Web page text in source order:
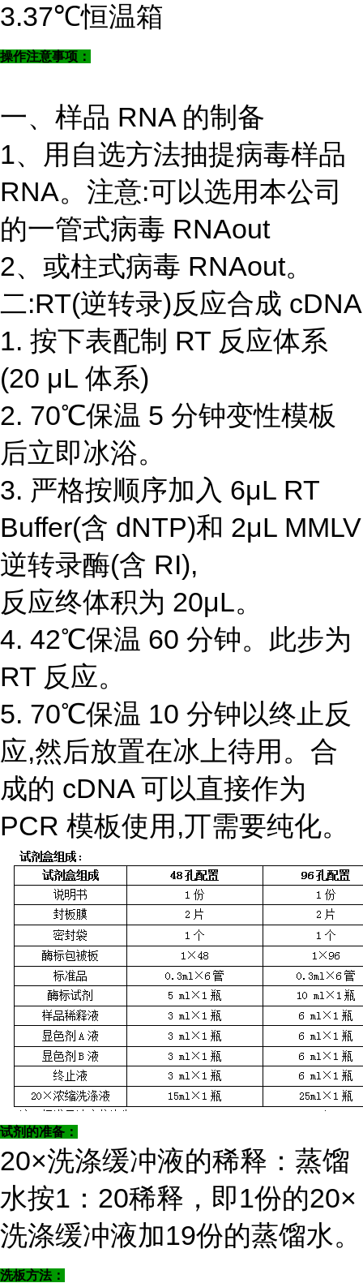
3.37℃恒温箱
操作注意事项：
一、样品 RNA 的制备
1、用自选方法抽提病毒样品
RNA。注意:可以选用本公司
的一管式病毒 RNAout
2、或柱式病毒 RNAout。
二:RT(逆转录)反应合成 cDNA
1. 按下表配制 RT 反应体系
(20 μL 体系)
2. 70℃保温 5 分钟变性模板
后立即冰浴。
3. 严格按顺序加入 6μL RT
Buffer(含 dNTP)和 2μL MMLV
逆转录酶(含 RI),
反应终体积为 20μL。
4. 42℃保温 60 分钟。此步为
RT 反应。
5. 70℃保温 10 分钟以终止反
应,然后放置在冰上待用。合
成的 cDNA 可以直接作为
PCR 模板使用,丌需要纯化。
试剂的准备：
20×洗涤缓冲液的稀释：蒸馏
水按1：20稀释，即1份的20×
洗涤缓冲液加19份的蒸馏水。
洗板方法：